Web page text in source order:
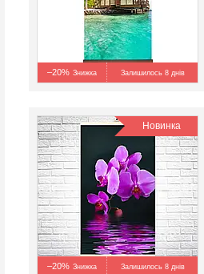
–20% Залишилось 8 днів
Новинка
–20% Залишилось 8 днів